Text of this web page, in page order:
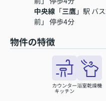
中央線 「三鷹」駅 バ
前」 停歩4分
物件の特徴
カウンター
キッチン
浴室乾燥機